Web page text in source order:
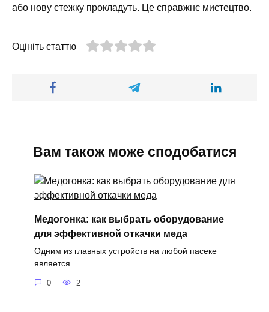
або нову стежку прокладуть. Це справжнє мистецтво.
Оцініть статтю
Вам також може сподобатися
Медогонка: как выбрать оборудование
для эффективной откачки меда
Одним из главных устройств на любой пасеке
является
0 2